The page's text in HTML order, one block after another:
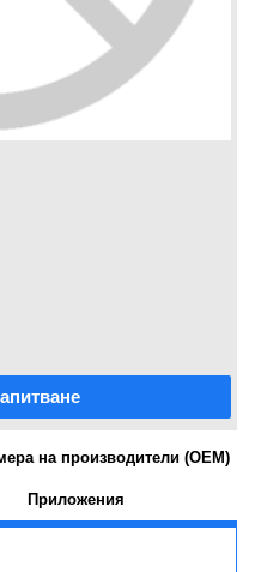
на производители (OEM)
Приложения